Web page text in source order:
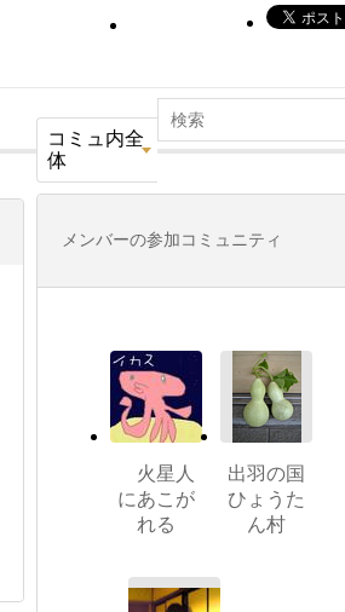
コミュ内全
体
メンバーの参加コミュニティ
火星人
にあこが
れる
出羽の国
ひょうた
ん村